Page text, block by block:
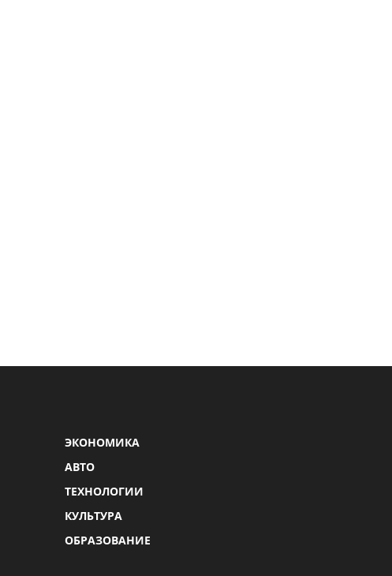
ЭКОНОМИКА
АВТО
ТЕХНОЛОГИИ
КУЛЬТУРА
ОБРАЗОВАНИЕ